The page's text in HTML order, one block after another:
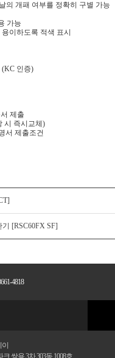
날의 개패 여부를 정확히 구별 가능
가능
이하도록 적색 표시
(KC 인증)
제출
시 즉시교체 )
서 제출조건
[RSC60FX SF]
4818
이
쌍용 3차 303동 1008호